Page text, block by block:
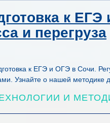
к
и перегруза
к ЕГЭ и ОГЭ в Сочи.
Узнайте о нашей методике
И